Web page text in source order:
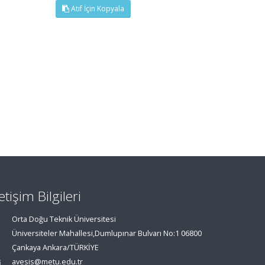
Atıf İçin Kopyala
Bilgileri
Orta Doğu Teknik Üniversitesi
Üniversiteler Mahallesi,Dumlupınar Bulvarı No:1 06800
Çankaya Ankara/TÜRKİYE
avesis@metu.edu.tr